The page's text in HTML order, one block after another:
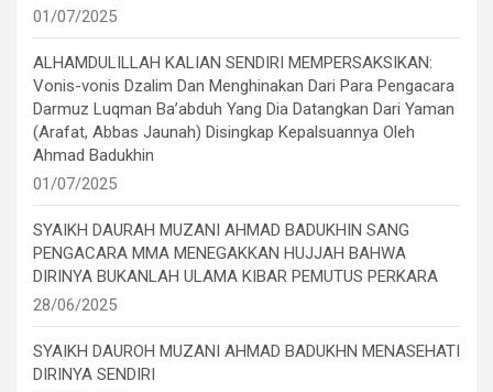
01/07/2025
ALHAMDULILLAH KALIAN SENDIRI MEMPERSAKSIKAN:
Vonis-vonis Dzalim Dan Menghinakan Dari Para Pengacara
Darmuz Luqman Ba’abduh Yang Dia Datangkan Dari Yaman
(Arafat, Abbas Jaunah) Disingkap Kepalsuannya Oleh
Ahmad Badukhin
01/07/2025
SYAIKH DAURAH MUZANI AHMAD BADUKHIN SANG
PENGACARA MMA MENEGAKKAN HUJJAH BAHWA
DIRINYA BUKANLAH ULAMA KIBAR PEMUTUS PERKARA
28/06/2025
SYAIKH DAUROH MUZANI AHMAD BADUKHN MENASEHATI
DIRINYA SENDIRI